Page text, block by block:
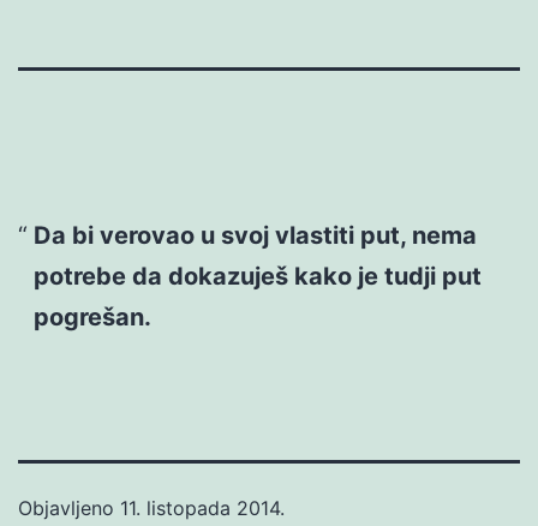
Da bi verovao u svoj vlastiti put, nema
potrebe da dokazuješ kako je tudji put
pogrešan.
Objavljeno 11. listopada 2014.